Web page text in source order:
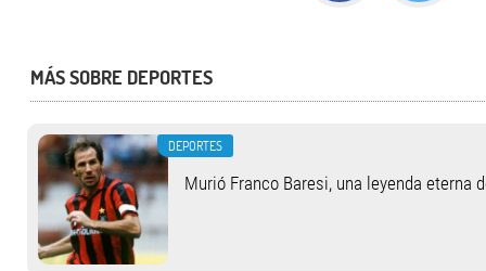
MÁS SOBRE DEPORTES
DEPORTES
Murió Franco Baresi, una leyenda eterna